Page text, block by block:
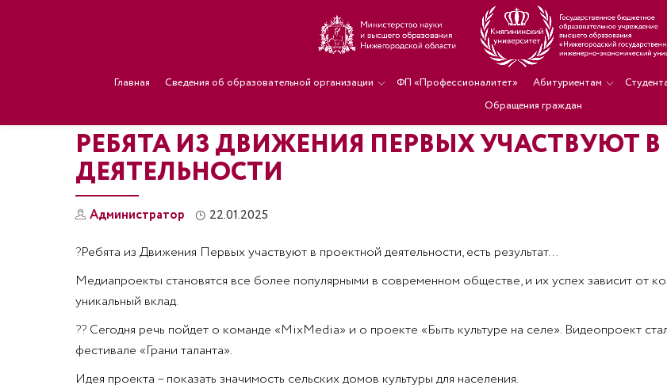
Главная Сведения об образовательной организации ФП «Профессионалитет» Абитуриентам
Обращения граждан
РЕБЯТА ИЗ ДВИЖЕНИЯ ПЕРВЫХ УЧАСТВУЮТ
ДЕЯТЕЛЬНОСТИ
Администратор 22.01.2025
?Ребята из Движения Первых участвуют в проектной деятельности, есть результат…
Медиапроекты становятся все более популярными в современном обществе, и их успех зависит от
уникальный вклад.
??Сегодня речь пойдет о команде «MixMedia» и о проекте «Быть культуре на селе». Видеопроект
фестивале «Грани таланта».
Идея проекта – показать значимость сельских домов культуры для населения.